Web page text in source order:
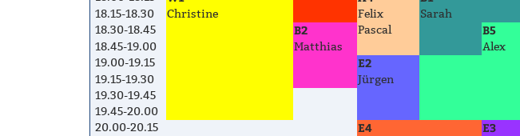
18.15-18.30 Christine Felix
Sarah
18.30-18.45
B2 Pascal B5
18.45-19.00 Matthias
Alex
19.00-19.15
E2
19.15-19.30
Jürgen
19.30-19.45
19.45-20.00
20.00-20.15
E4 E3